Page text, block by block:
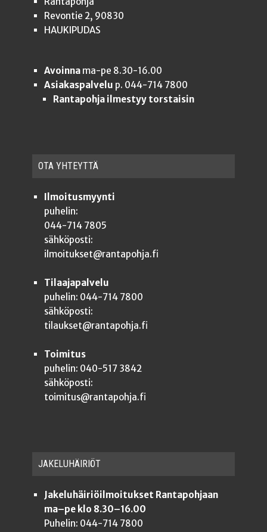
Revontie 2, 90830
HAUKIPUDAS
Avoinnama-pe 8.30-16.00
Asiakaspalvelu p. 044-714 7800
Rantapohja ilmestyy torstaisin
OTA YHTEYT­TÄ
Ilmoitusmyynti
puhelin:
044-714 7805
sähköposti:
ilmoitukset@rantapohja.fi
Tilaajapalvelu
puhelin: 044-714 7800
sähköposti:
tilaukset@rantapohja.fi
Toimitus
puhelin: 040-517 3842
sähköposti:
toimitus@rantapohja.fi
JAKE­LU­HÄI­RIÖT
Jakeluhäiriöilmoitukset Rantapohjaan
ma–pe klo 8.30–16.00
Puhelin: 044-714 7800